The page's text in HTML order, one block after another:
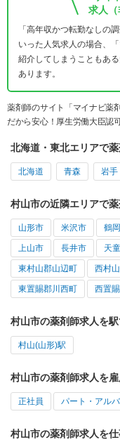
求人
「高年収かつ転勤なしの
いった人気求人の場合、
紹介してしまうこともあ
あります。
薬剤師のサイト「マイナビ薬
だから安心！厚生労働大臣認
北海道・東北エリアで
北海道 青森 岩手
村山市の近隣エリアで
山形市 米沢市 鶴
上山市 長井市 天
東村山郡山辺町 西村
東置賜郡川西町 西置
村山市の薬剤師求人を
村山(山形)駅
村山市の薬剤師求人を
正社員 パート・アル
村山市の薬剤師求人を